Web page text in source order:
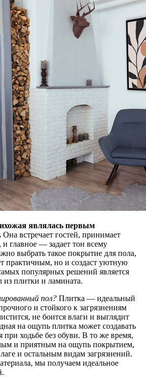
являлась первым
Она встречает гостей, принимает
главное — задает тон всему
выбрать такое покрытие для пола,
практичным, но и создаст уютную
популярных решений является
плитки и ламината.
пол? Плитка — идеальный
и стойкого к загрязнениям
не боится влаги и выглядит
на ощупь плитка может создавать
ходьбе без обуви. В то же время,
и приятным на ощупь покрытием,
и остальным видам загрязнений.
мы получаем идеальное